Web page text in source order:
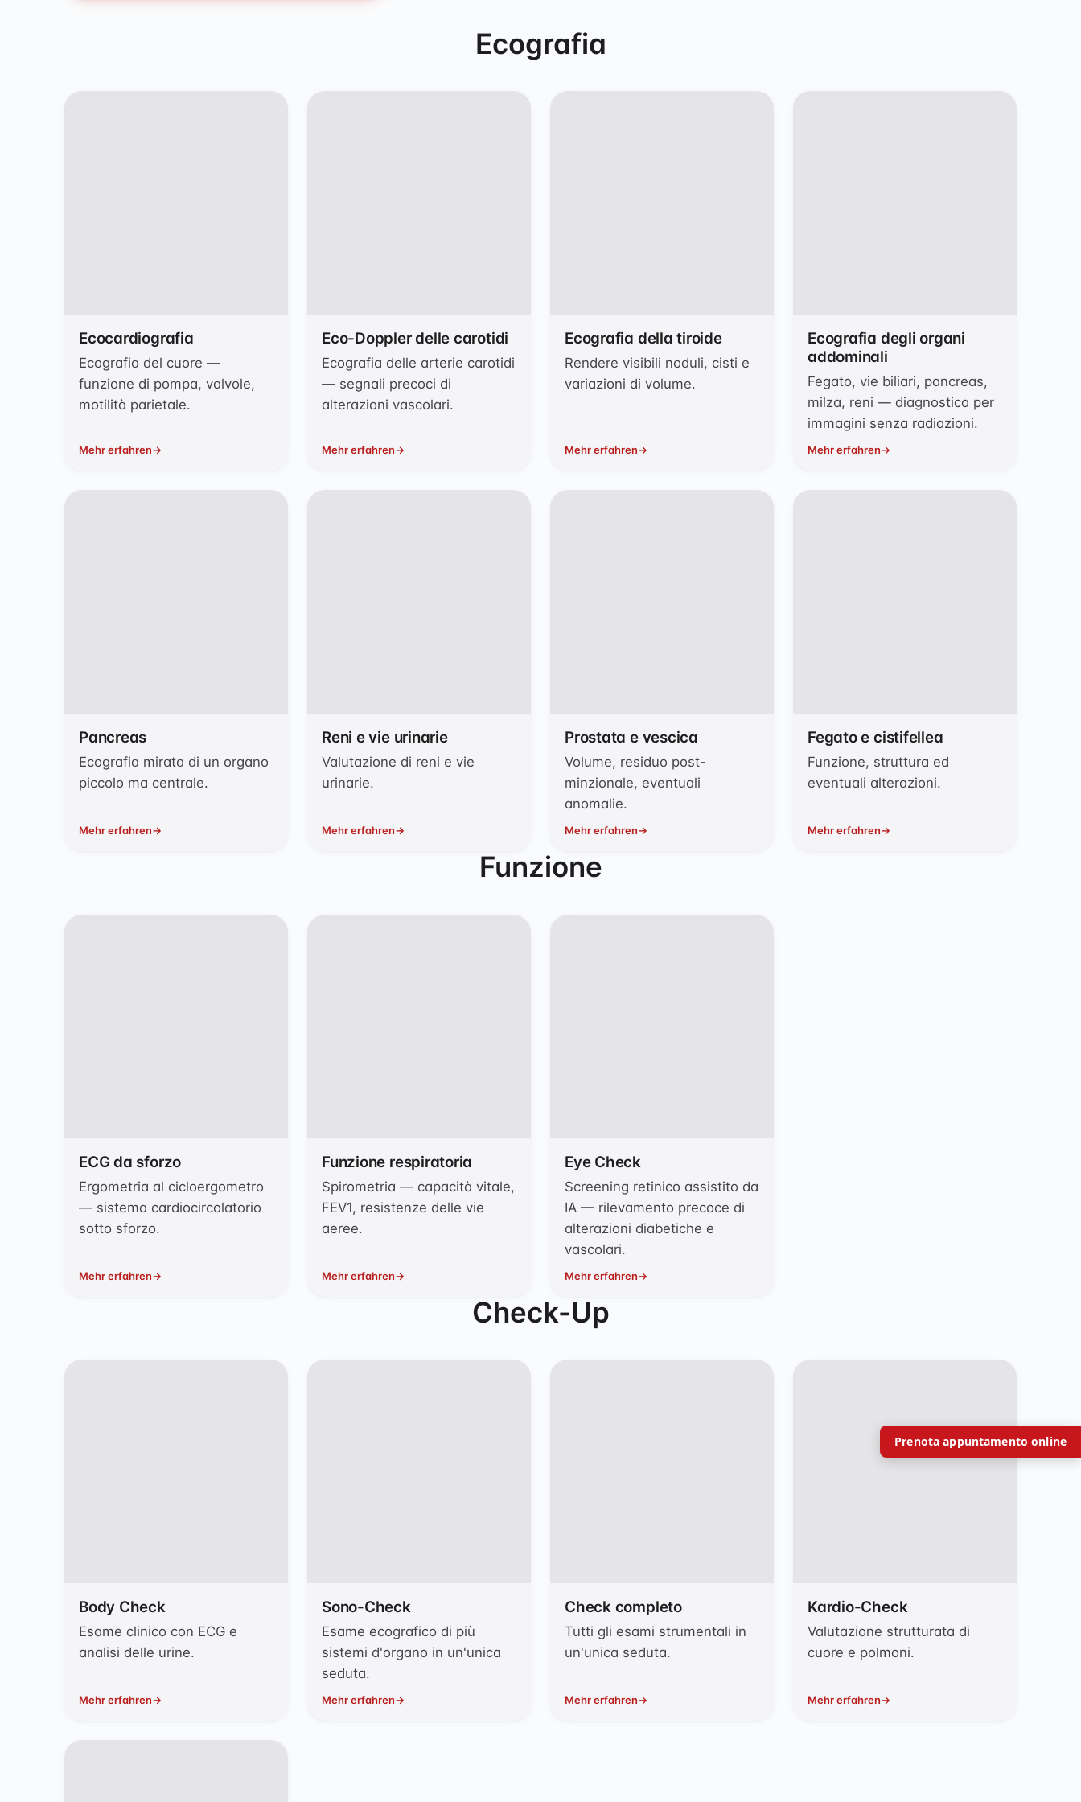
Ecografia
Ecocardiografia
Ecografia del cuore —
funzione di pompa, valvole,
motilità parietale.
Mehr erfahren
Eco-Doppler delle carotidi
Ecografia delle arterie carotidi
— segnali precoci di
alterazioni vascolari.
Mehr erfahren
Ecografia della tiroide
Rendere visibili noduli, cisti e
variazioni di volume.
Mehr erfahren
Ecografia degli organi
addominali
Fegato, vie biliari, pancreas,
milza, reni — diagnostica per
immagini senza radiazioni.
Mehr erfahren
Pancreas
Ecografia mirata di un organo
piccolo ma centrale.
Mehr erfahren
Reni e vie urinarie
Valutazione di reni e vie
urinarie.
Mehr erfahren
Prostata e vescica
Volume, residuo post-
minzionale, eventuali
anomalie.
Mehr erfahren
Fegato e cistifellea
Funzione, struttura ed
eventuali alterazioni.
Mehr erfahren
Funzione
ECG da sforzo
Ergometria al cicloergometro
— sistema cardiocircolatorio
sotto sforzo.
Mehr erfahren
Funzione respiratoria
Spirometria — capacità vitale,
FEV1, resistenze delle vie
aeree.
Mehr erfahren
Eye Check
Screening retinico assistito da
IA — rilevamento precoce di
alterazioni diabetiche e
vascolari.
Mehr erfahren
Check-Up
Body Check
Esame clinico con ECG e
analisi delle urine.
Mehr erfahren
Sono-Check
Esame ecografico di più
sistemi d'organo in un'unica
seduta.
Mehr erfahren
Check completo
Tutti gli esami strumentali in
un'unica seduta.
Mehr erfahren
Kardio-Check
Valutazione strutturata di
cuore e polmoni.
Mehr erfahren
Prenota appuntamento online